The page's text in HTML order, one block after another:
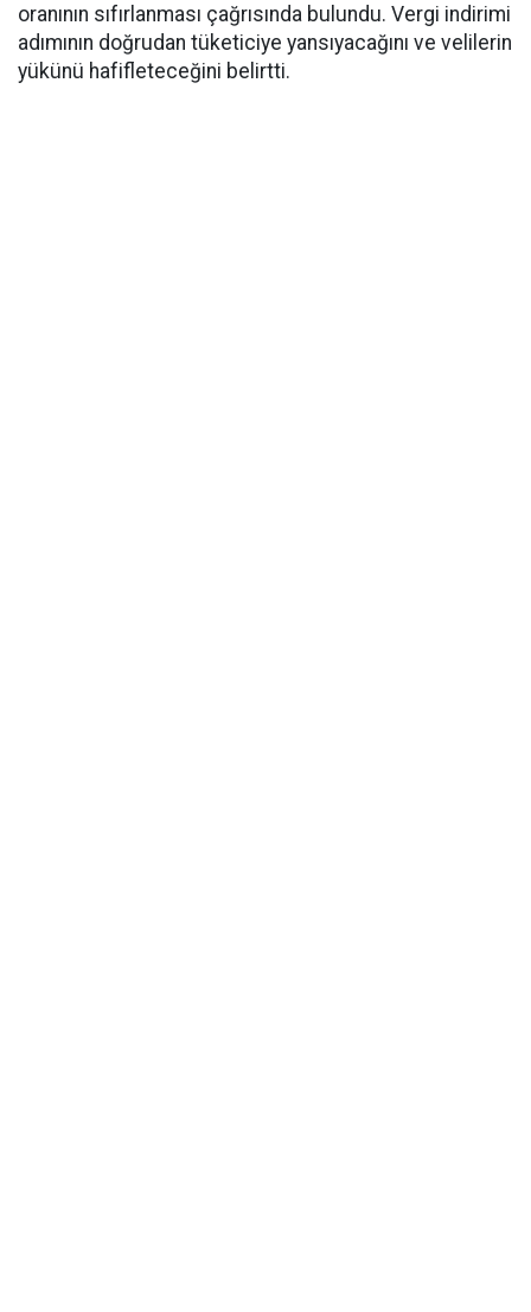
oranının sıfırlanması çağrısında bulundu. Vergi indirimi
adımının doğrudan tüketiciye yansıyacağını ve velilerin
yükünü hafifleteceğini belirtti.